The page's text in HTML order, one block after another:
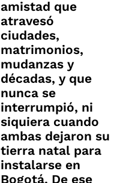
amistad que
atravesó
ciudades,
matrimonios,
mudanzas y
décadas, y que
nunca se
interrumpió, ni
siquiera cuando
ambas dejaron su
tierra natal para
instalarse en
Bogotá. De ese